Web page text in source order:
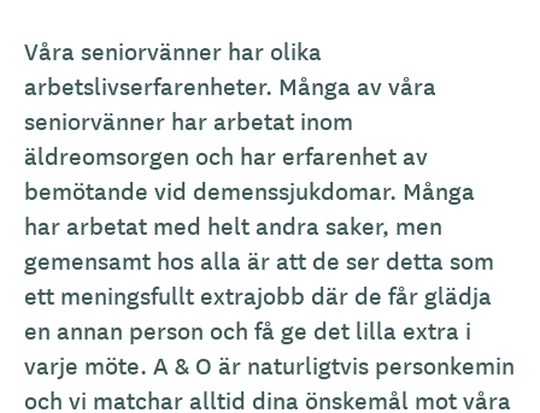
Våra seniorvänner har olika
arbetslivserfarenheter. Många av våra
seniorvänner har arbetat inom
äldreomsorgen och har erfarenhet av
bemötande vid demenssjukdomar. Många
har arbetat med helt andra saker, men
gemensamt hos alla är att de ser detta som
ett meningsfullt extrajobb där de får glädja
en annan person och få ge det lilla extra i
varje möte. A & O är naturligtvis personkemin
och vi matchar alltid dina önskemål mot våra